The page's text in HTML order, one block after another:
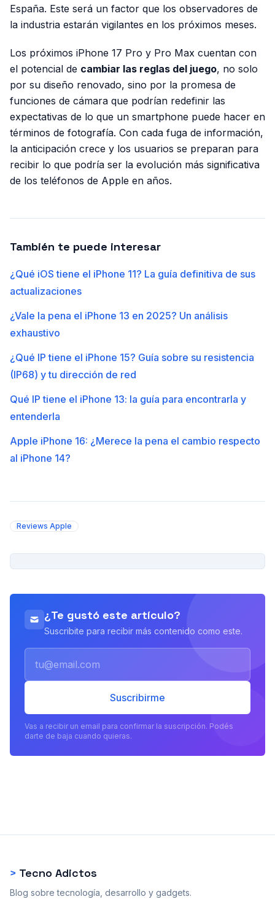
España. Este será un factor que los observadores de
la industria estarán vigilantes en los próximos meses.
Los próximos iPhone 17 Pro y Pro Max cuentan con
el potencial de cambiar las reglas del juego, no solo
por su diseño renovado, sino por la promesa de
funciones de cámara que podrían redefinir las
expectativas de lo que un smartphone puede hacer en
términos de fotografía. Con cada fuga de información,
la anticipación crece y los usuarios se preparan para
recibir lo que podría ser la evolución más significativa
de los teléfonos de Apple en años.
También te puede interesar
¿Qué iOS tiene el iPhone 11? La guía definitiva de sus
actualizaciones
¿Vale la pena el iPhone 13 en 2025? Un análisis
exhaustivo
¿Qué IP tiene el iPhone 15? Guía sobre su resistencia
(IP68) y tu dirección de red
Qué IP tiene el iPhone 13: la guía para encontrarla y
entenderla
Apple iPhone 16: ¿Merece la pena el cambio respecto
al iPhone 14?
Reviews Apple
¿Te gustó este artículo?
Suscribite para recibir más contenido como este.
Suscribirme
Vas a recibir un email para confirmar la suscripción. Podés
darte de baja cuando quieras.
> Tecno Adictos
Blog sobre tecnología, desarrollo y gadgets.